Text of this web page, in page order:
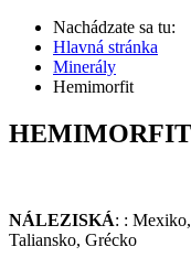
Nachádzate sa tu:
Hlavná stránka
Minerály
Hemimorfit
HEMIMORFIT
NÁLEZISKÁ: :
Taliansko, Grécko